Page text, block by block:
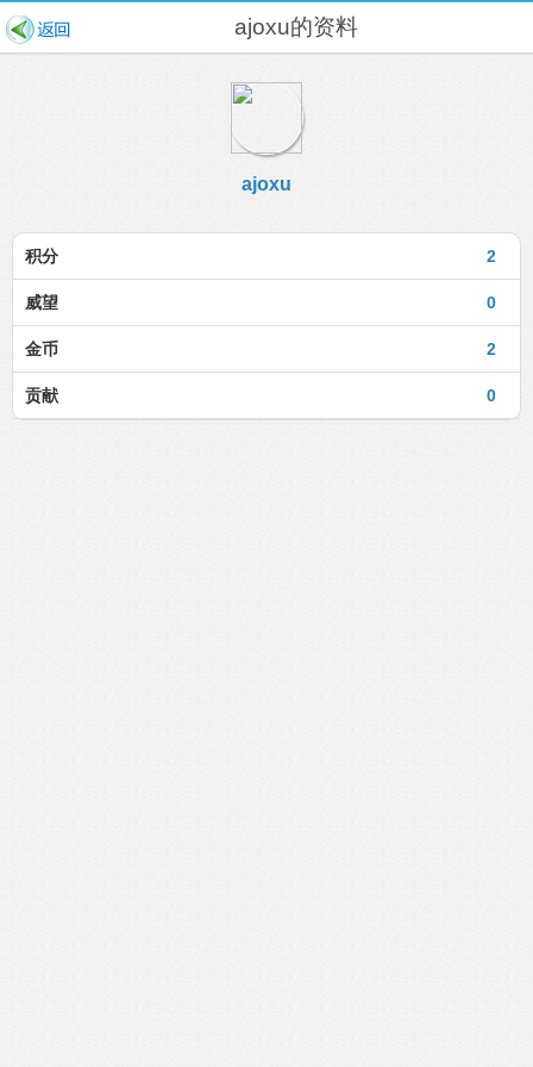
ajoxu的资料
ajoxu
2
积分
0
威望
2
金币
0
贡献